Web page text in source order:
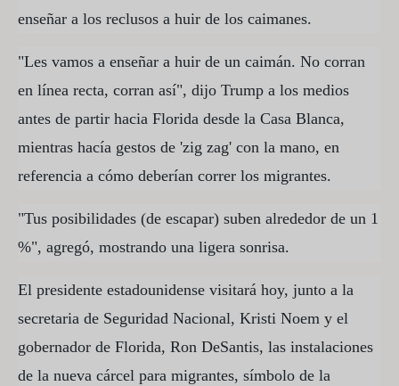
enseñar a los reclusos a huir de los caimanes.
"Les vamos a enseñar a huir de un caimán. No corran
en línea recta, corran así", dijo Trump a los medios
antes de partir hacia Florida desde la Casa Blanca,
mientras hacía gestos de 'zig zag' con la mano, en
referencia a cómo deberían correr los migrantes.
"Tus posibilidades (de escapar) suben alrededor de un 1
%", agregó, mostrando una ligera sonrisa.
El presidente estadounidense visitará hoy, junto a la
secretaria de Seguridad Nacional, Kristi Noem y el
gobernador de Florida, Ron DeSantis, las instalaciones
de la nueva cárcel para migrantes, símbolo de la